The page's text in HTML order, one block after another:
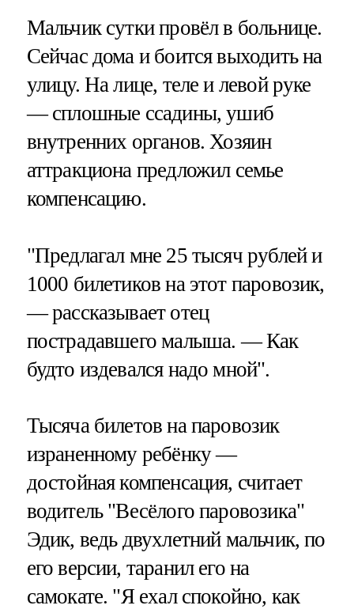
Мальчик сутки провёл в больнице.
Сейчас дома и боится выходить на
улицу. На лице, теле и левой руке
— сплошные ссадины, ушиб
внутренних органов. Хозяин
аттракциона предложил семье
компенсацию.
"Предлагал мне 25 тысяч рублей и
1000 билетиков на этот паровозик,
— рассказывает отец
пострадавшего малыша. — Как
будто издевался надо мной".
Тысяча билетов на паровозик
израненному ребёнку —
достойная компенсация, считает
водитель "Весёлого паровозика"
Эдик, ведь двухлетний мальчик, по
его версии, таранил его на
самокате. "Я ехал спокойно, как